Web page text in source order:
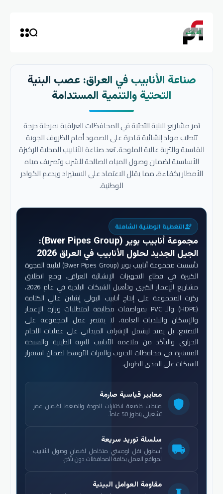
صناعة الأنابيب في العراق: عصب البنية
التحتية والتنمية المستدامة
تمر مشاريع البنية التحتية في المحافظات العراقية بمرحلة حرجة
تتطلب مواد إنشائية قادرة على الصمود أمام الظروف الجوية
القاسية والتربة عالية الملوحة. تعد صناعة الأنابيب المحلية الركيزة
الأساسية لضمان وصول المياه الصالحة للشرب وتصريف مياه
الأمطار بكفاءة، مما يقلل الاعتماد على الاستيراد ويدعم الكوادر
الوطنية.
engineeringالتغطية الوطنية الشاملة
مجموعة أنابيب بوير (Bwer Pipes Group)
:
الجيل الجديد لحلول الأنابيب في العراق 2026
تأسست مجموعة أنابيب بوير (Bwer Pipes Group) لتلبية الفجوة
الكبيرة في قطاع التجهيزات الإنشائية العراقي. ومع انطلاق
مشاريع الإعمار الكبرى وتأهيل الشبكات البلدية في عام 2026،
ركزت المجموعة على إنتاج أنابيب البولي إيثيلين عالي الكثافة
(HDPE) والـ PVC بمواصفات مطابقة لمتطلبات وزارة الإعمار
والإسكان والبلديات العامة. لا يقتصر عمل المجموعة على
التصنيع، بل يمتد ليشمل الإشراف الميداني على عمليات اللحام
الحراري والتأكد من ملاءمة الأنابيب للتربة الطينية والسبخة
المنتشرة في محافظات الجنوب والفرات الأوسط لضمان استقرار
الشبكات على المدى الطويل.
shield
معايير قياسية صارمة
منتجات خاضعة لاختبارات الجودة والضغط لضمان عمر
تشغيلي يتجاوز 50 عاماً.
local_shipping
سلسلة توريد سريعة
أسطول نقل لوجستي متكامل لضمان وصول الأنابيب
لمواقع العمل بكافة المحافظات دون تأخير.
مقاومة العوامل البيئية